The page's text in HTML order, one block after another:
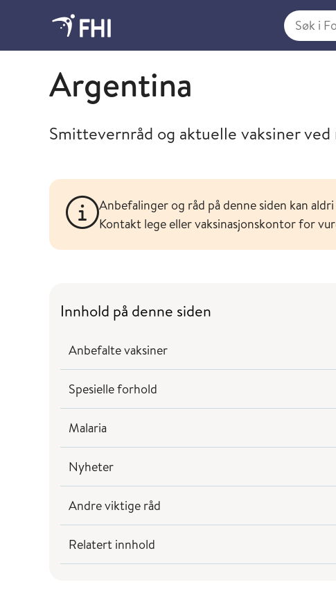
Søk i
Søk og finn spesifikke råd og vaksineanbefalinger for
Argentina
Smittevernråd og aktuelle vaksiner
Anbefalinger og råd på denne siden kan
Kontakt lege eller vaksinasjonskontor for
Innhold på denne siden
Anbefalte vaksiner
Spesielle forhold
Malaria
Nyheter
Andre viktige råd
Relatert innhold